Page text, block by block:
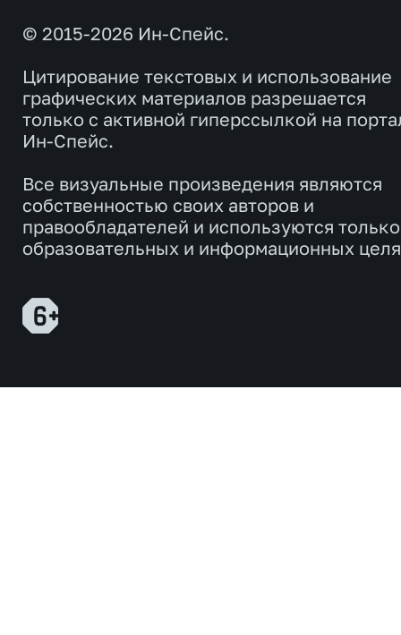
© 2015-2026 Ин-Спейс.
Цитирование текстовых и использование
графических материалов разрешается
только с активной гиперссылкой на
Ин-Спейс.
Все визуальные произведения являются
собственностью своих авторов и
правообладателей и используются
образовательных и информационных